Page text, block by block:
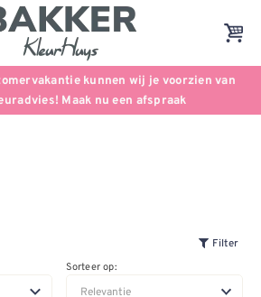
kunnen wij je voorzien van
Maak nu een afspraak
Filter
Sorteer op: